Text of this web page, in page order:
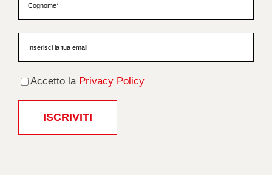
Accetto la Privacy Policy
ISCRIVITI